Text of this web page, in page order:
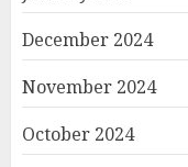
December 2024
November 2024
October 2024